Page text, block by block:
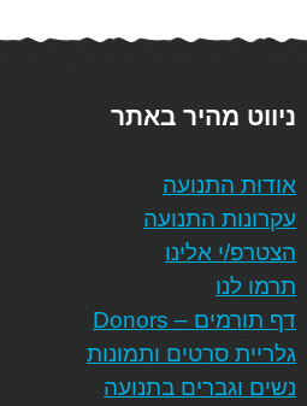
ניווט מהיר באתר
אודות התנועה
עקרונות התנועה
הצטרפ/י אלינו
תרמו לנו
דף תורמים – Donors
גלריית סרטים ותמונות
נשים וגברים בתנועה